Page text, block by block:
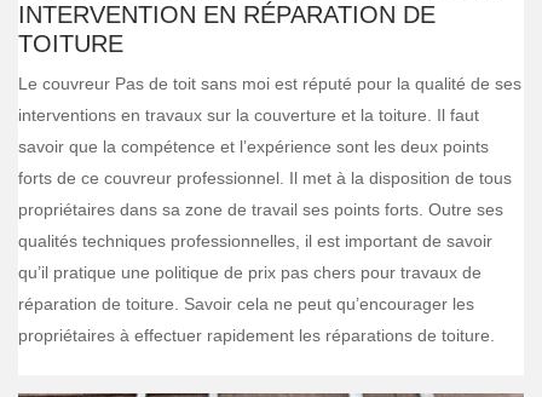
INTERVENTION EN RÉPARATION DE
TOITURE
Le couvreur Pas de toit sans moi est réputé pour la qualité de ses
interventions en travaux sur la couverture et la toiture. Il faut
savoir que la compétence et l’expérience sont les deux points
forts de ce couvreur professionnel. Il met à la disposition de tous
propriétaires dans sa zone de travail ses points forts. Outre ses
qualités techniques professionnelles, il est important de savoir
qu’il pratique une politique de prix pas chers pour travaux de
réparation de toiture. Savoir cela ne peut qu’encourager les
propriétaires à effectuer rapidement les réparations de toiture.